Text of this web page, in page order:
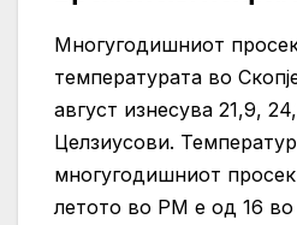
Многугодишниот
температурата во
август изнесува 21,9,
Целзиусови.
многугодишниот просек
летото во РМ е од 16 во